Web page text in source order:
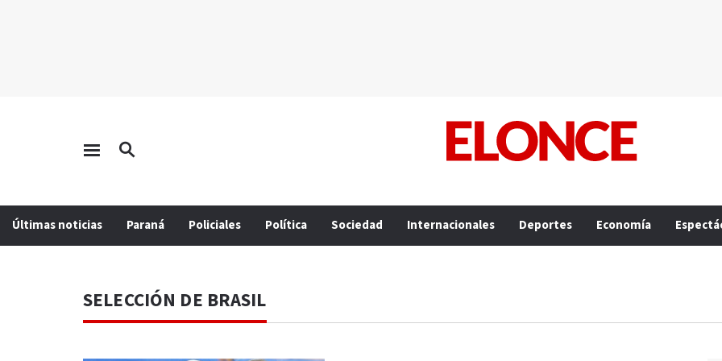
Últimas noticias Paraná Policiales Política Sociedad Internacionales Deportes Economía
SELECCIÓN DE BRASIL